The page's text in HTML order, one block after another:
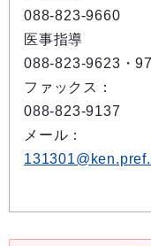
088-823-9660
医事指導
088-823-9623・
ファックス：
088-823-9137
メール：